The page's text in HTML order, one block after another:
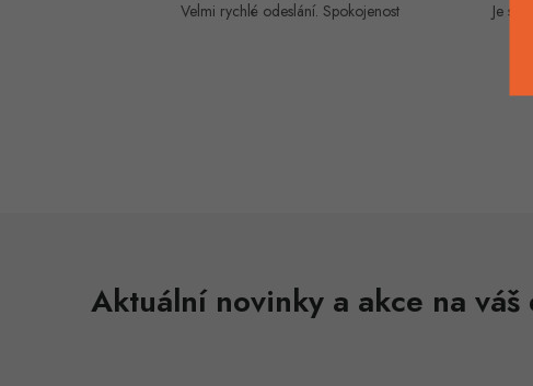
Velmi rychlé odeslání. Spokojenost Je
Aktuální novinky a akce na váš